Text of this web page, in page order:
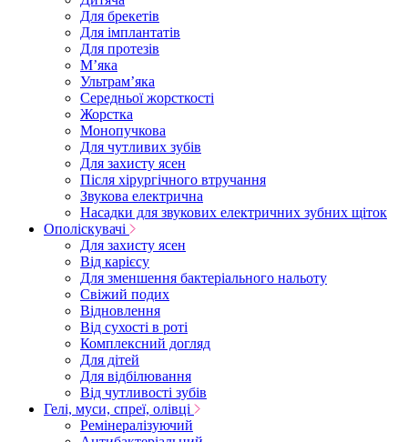
Для брекетів
Для імплантатів
Для протезів
Мʼяка
Ультрамʼяка
Середньої жорсткості
Жорстка
Монопучкова
Для чутливих зубів
Для захисту ясен
Після хірургічного втручання
Звукова електрична
Насадки для звукових електричних зубних щіток
Ополіскувачі
Для захисту ясен
Від карієсу
Для зменшення бактеріального нальоту
Свіжий подих
Відновлення
Від сухості в роті
Комплексний догляд
Для дітей
Для відбілювання
Від чутливості зубів
Гелі, муси, спреї, олівці
Ремінералізуючий